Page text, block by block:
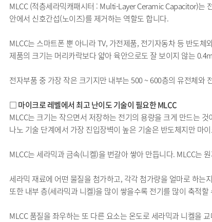
MLCC (적층세라믹캐패시터 : Multi-Layer Ceramic Capacitor)는
안에서 신호간섭(노이즈)를 제거하는 역할도 합니다.
MLCC는 스마트폰 뿐 아니라 TV, 가전제품, 전기자동차 등 반도
제품의 크기는 머리카락보다 얇아 육안으로도 잘 보이지 않는
전자부품 중 가장 작은 크기지만 내부는 500 ~ 600층의 유전체
□ 마이크로 레벨에서 최고 난이도 기술이 필요한 MLCC
MLCC는 크기는 작으면서 저장하는 전기의 용량을 크게 만드는
나노 기술 단계에서 가장 진입장벽이 높은 기술은 반도체지만 마
MLCC는 세라믹과 금속(니켈)을 번갈아 쌓아 만듭니다. MLCC는
세라믹 재료에 어떤 물질을 첨가하고, 각각 첨가량을 얼마로 하
또한 내부 층(세라믹과 니켈)을 많이 쌓을수록 전기를 많이 축적
MLCC 품질을 좌우하는 또 다른 요소는 온도로 세라믹과 니켈을